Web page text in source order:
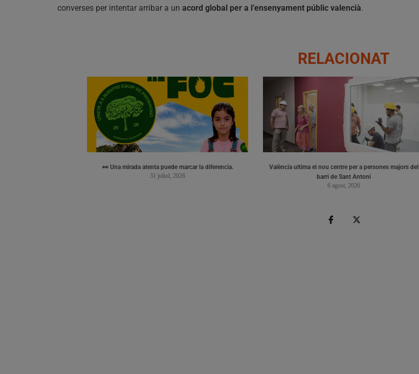
converses per intentar arribar a un acord global per a l’ensenyament públic valencià.
RELACIONAT
👀 Una mirada atenta puede marcar la diferencia.
31 juliol, 2026
València ultima el nou centre per a persones majors del
barri de Sant Antoni
6 agost, 2026